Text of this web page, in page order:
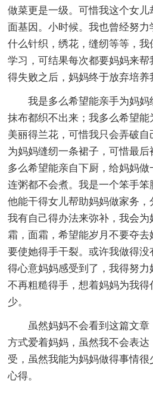
做菜更是一级。可惜我这个女
面基因。小时候。我也曾经努
什么针织，绣花，缝纫等等，
学习，可结果每次都要妈妈来
得失败之后，妈妈终于放弃培养
我是多么希望能亲手为妈妈
抹布都织不出来；我多么希望
美丽得兰花，可惜我只会弄破
为妈妈缝纫一条裙子，可惜最
多么希望能亲自下厨，给妈妈
连粥都不会煮。我是一个笨手
他能干得女儿帮助妈妈做家务
我有自己得办法来弥补，我会
霜，面霜，希望能岁月不要夺
要使她得手干裂。或许我做得
得心意妈妈感受到了，我得努
不再粗糙得手，想着妈妈为我
少。
虽然妈妈不会看到这篇文章
方式爱着妈妈，虽然我不会表
受，虽然我能为妈妈做得事情
心得。